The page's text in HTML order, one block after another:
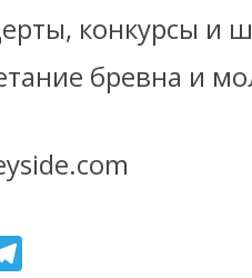
конкурсы и
бревна и